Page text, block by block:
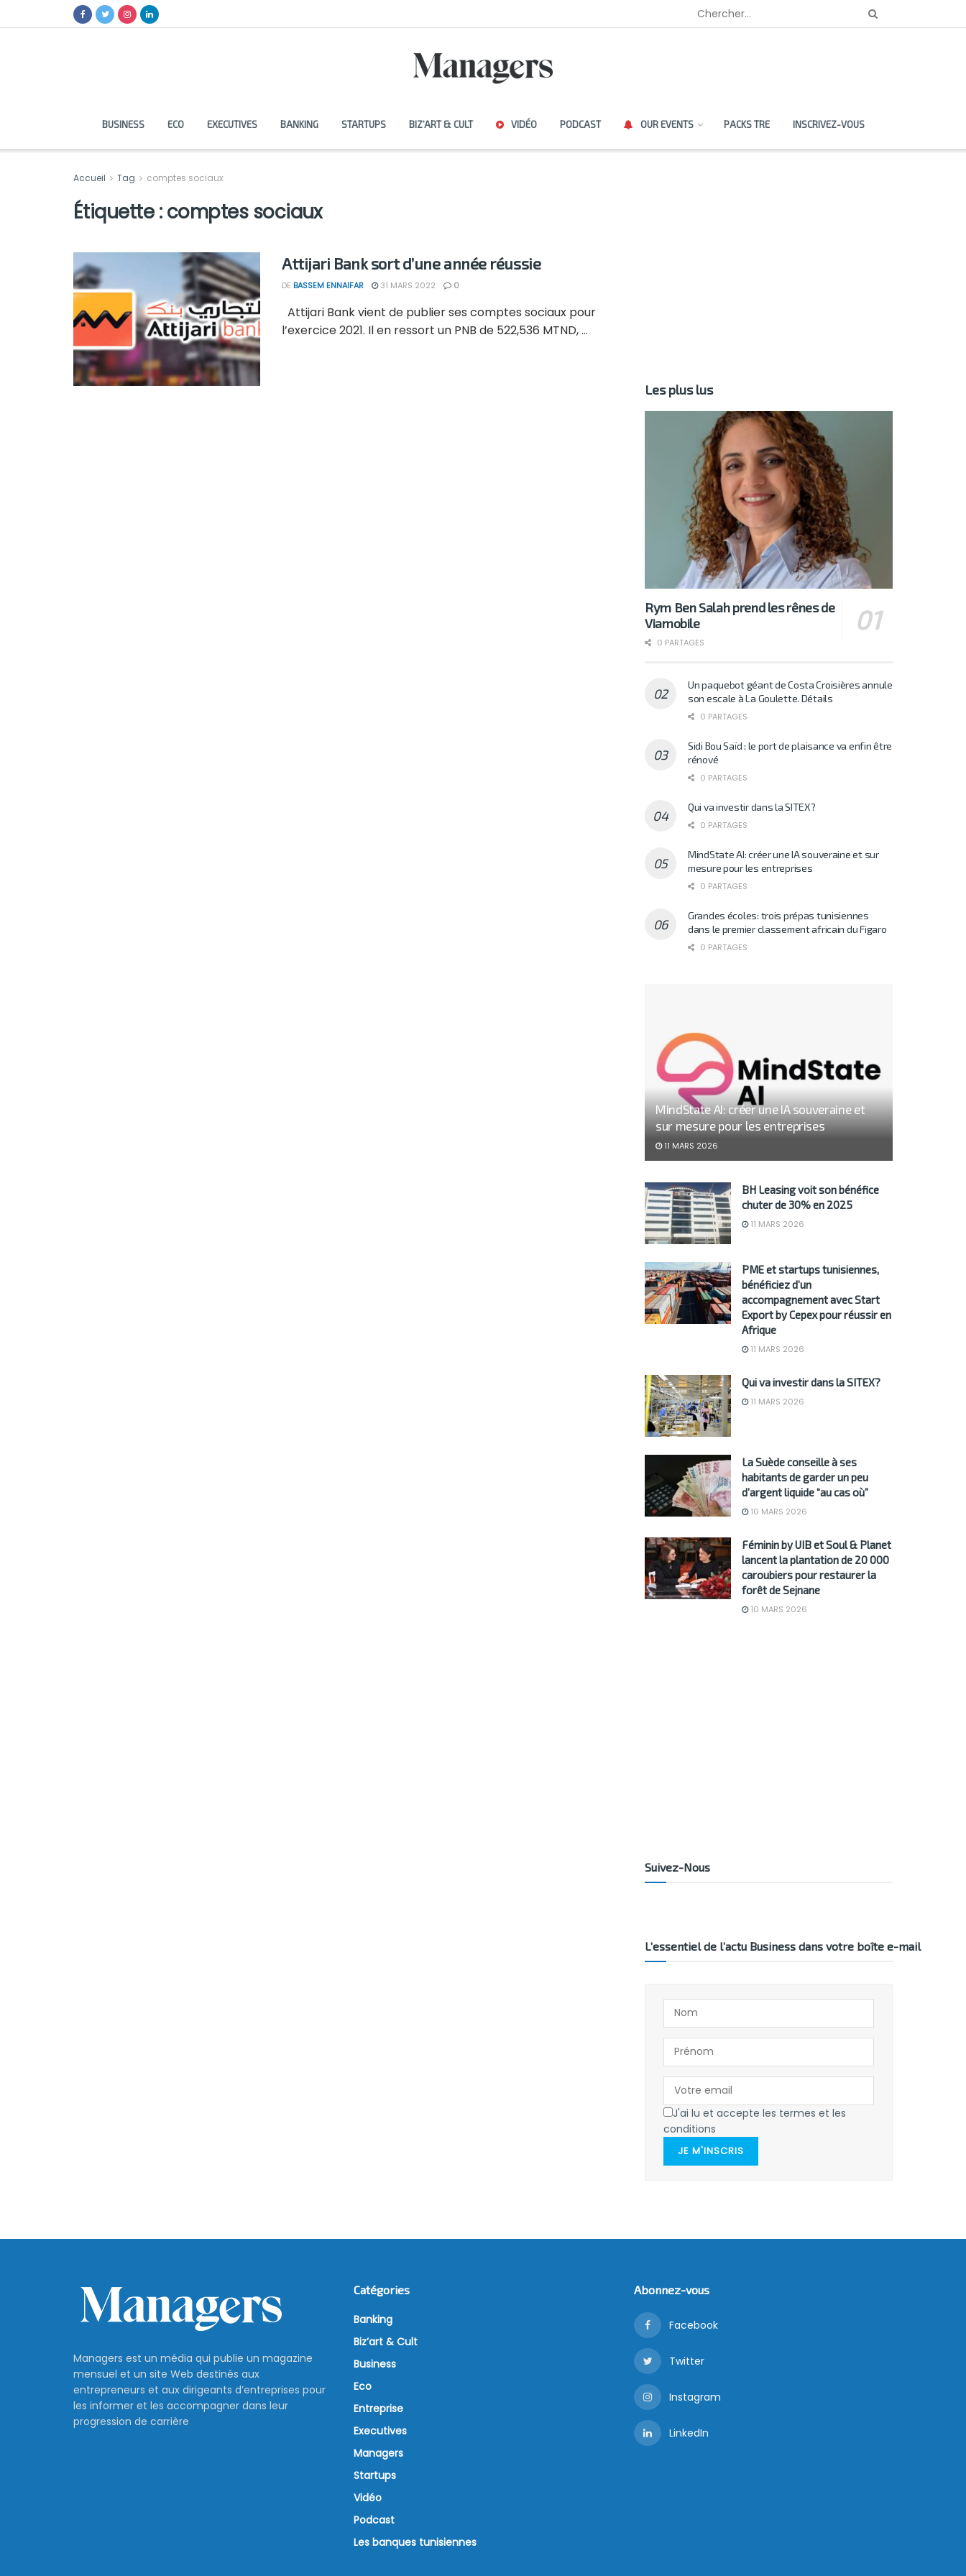
BUSINESS ECO EXECUTIVES BANKING STARTUPS BIZ’ART & CULT VIDÉO PODCAST OUR EVENTS PACKS TRE INSCRIVEZ-VOUS
Accueil Tag comptes sociaux
Étiquette :comptes sociaux
Attijari Bank sort d’une année réussie
DE BASSEM ENNAIFAR 31 MARS 2022 0
Attijari Bank vient de publier ses comptes sociaux pour
l’exercice 2021. Il en ressort un PNB de 522,536 MTND, ...
Les plus lus
Rym Ben Salah prend les rênes de
Viamobile
0 PARTAGES
Un paquebot géant de Costa Croisières annule
son escale à La Goulette. Détails
0 PARTAGES
Sidi Bou Saïd : le port de plaisance va enfin être
rénové
0 PARTAGES
Qui va investir dans la SITEX?
0 PARTAGES
MindState AI: créer une IA souveraine et sur
mesure pour les entreprises
0 PARTAGES
Grandes écoles: trois prépas tunisiennes
dans le premier classement africain du Figaro
0 PARTAGES
MindState AI: créer une IA souveraine et
sur mesure pour les entreprises
11 MARS 2026
BH Leasing voit son bénéfice
chuter de 30% en 2025
11 MARS 2026
PME et startups tunisiennes,
bénéficiez d’un
accompagnement avec Start
Export by Cepex pour réussir en
Afrique
11 MARS 2026
Qui va investir dans la SITEX?
11 MARS 2026
La Suède conseille à ses
habitants de garder un peu
d’argent liquide “au cas où”
10 MARS 2026
Féminin by UIB et Soul & Planet
lancent la plantation de 20 000
caroubiers pour restaurer la
forêt de Sejnane
10 MARS 2026
Suivez-Nous
L’essentiel de l’actu Business dans votre boîte e-mail
J'ai lu et accepte les termes et les
conditions
JE M'INSCRIS
Managers est un média qui publie un magazine
mensuel et un site Web destinés aux
entrepreneurs et aux dirigeants d’entreprises pour
les informer et les accompagner dans leur
progression de carrière
Catégories
Banking
Biz’art & Cult
Business
Eco
Entreprise
Executives
Managers
Startups
Vidéo
Podcast
Les banques tunisiennes
Abonnez-vous
Facebook
Twitter
Instagram
LinkedIn